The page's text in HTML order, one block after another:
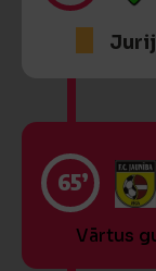
65’
Vārtus